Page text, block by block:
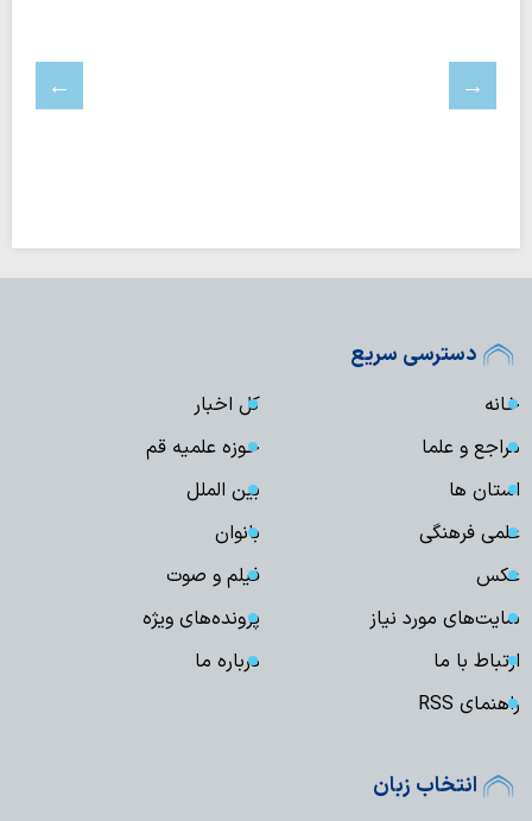
دسترسی سریع
خانه
کل اخبار
مراجع و علما
حوزه علمیه قم
استان ها
بین الملل
علمی فرهنگی
بانوان
عکس
فیلم و صوت
سایت‌های مورد نیاز
پرونده‌های ویژه
ارتباط با ما
درباره ما
راهنمای RSS
انتخاب زبان